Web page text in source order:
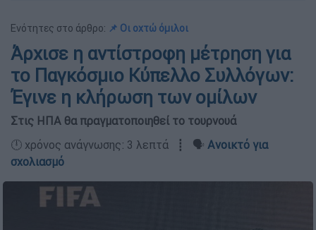
Ενότητες στο άρθρο: 📌 Οι οχτώ όμιλοι
Άρχισε η αντίστροφη μέτρηση για
το Παγκόσμιο Κύπελλο Συλλόγων:
Έγινε η κλήρωση των ομίλων
Στις ΗΠΑ θα πραγματοποιηθεί το τουρνουά
🕛 χρόνος ανάγνωσης: 3 λεπτά ┋ 🗣️ Ανοικτό για
σχολιασμό